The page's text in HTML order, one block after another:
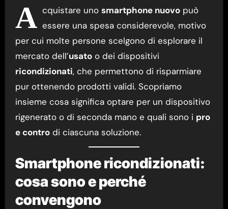
A cquistare uno smartphone nuovopuò
essere una spesa considerevole, motivo
per cui molte persone scelgono di esplorare il
mercato dell’usatoo dei dispositivi
ricondizionati, che permettono di risparmiare
pur ottenendo prodotti validi. Scopriamo
insieme cosa significa optare per un dispositivo
rigenerato o di seconda mano e quali sono i pro
e controdi ciascuna soluzione.
Smartphone ricondizionati:
cosa sono e perché
convengono